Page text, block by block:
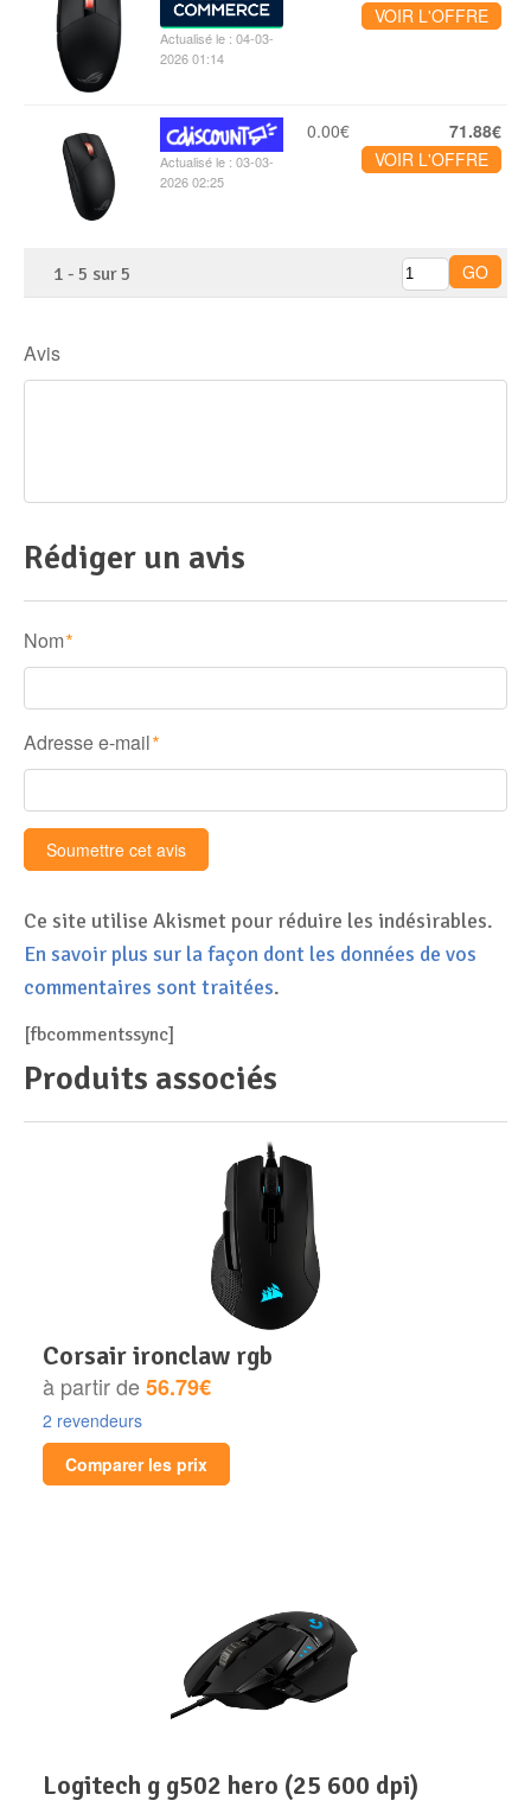
Actualisé le : 04-03-
2026 01:14
VOIR L'OFFRE
Actualisé le : 03-03-
2026 02:25
0.00€
71.88€
VOIR L'OFFRE
1 - 5 sur5
Avis
Rédiger un avis
Nom *
Adresse e-mail *
Ce site utilise Akismet pour réduire les indésirables.
En savoir plus sur la façon dont les données de vos
commentaires sont traitées.
[fbcommentssync]
Produits associés
corsair ironclaw rgb
à partir de56.79€
2 revendeurs
Comparer les prix
logitech g g502 hero (25 600 dpi)